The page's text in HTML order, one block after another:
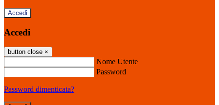
Accedi
Accedi
button close ×
Nome Utente
Password
Password dimenticata?